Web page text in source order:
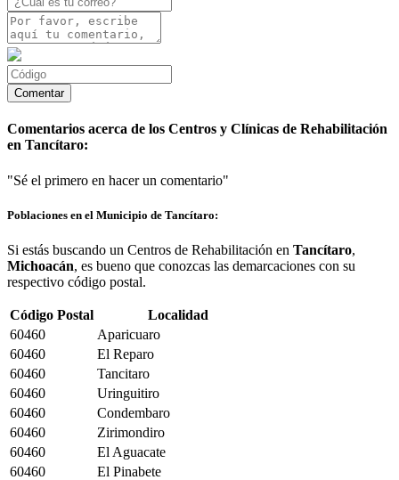
Comentarios acerca de los Centros y Clínicas de Rehabilitación
en Tancítaro:
"Sé el primero en hacer un comentario"
Poblaciones en el Municipio de Tancítaro:
Si estás buscando un Centros de Rehabilitación en Tancítaro,
Michoacán, es bueno que conozcas las demarcaciones con su
respectivo código postal.
Código Postal
Localidad
60460
Aparicuaro
60460
El Reparo
60460
Tancitaro
60460
Uringuitiro
60460
Condembaro
60460
Zirimondiro
60460
El Aguacate
60460
El Pinabete